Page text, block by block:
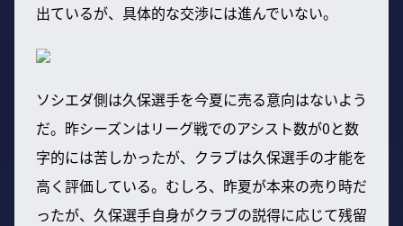
出ているが、具体的な交渉には進んでいない。
ソシエダ側は久保選手を今夏に売る意向はないよう
だ。昨シーズンはリーグ戦でのアシスト数が0と数
字的には苦しかったが、クラブは久保選手の才能を
高く評価している。むしろ、昨夏が本来の売り時だ
ったが、久保選手自身がクラブの説得に応じて残留